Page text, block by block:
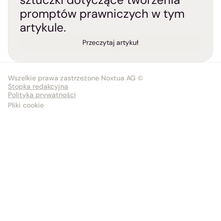
promptów prawniczych w tym
artykule.
Przeczytaj artykuł
Wszelkie prawa zastrzeżone Noxtua AG ©
Stopka redakcyjna
Polityka prywatności
Pliki cookie